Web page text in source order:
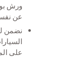
ورش
عن
نضمن
على